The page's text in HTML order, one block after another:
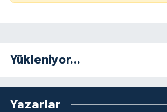
Yükleniyor...
Yazarlar